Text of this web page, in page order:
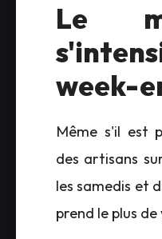
Le
week-
Même s'il est
des artisans
les samedis et
prend le plus de